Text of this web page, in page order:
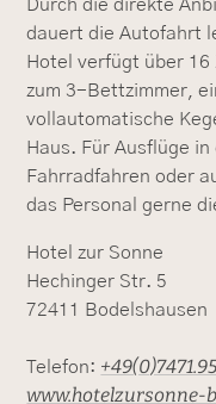
Durch die direkte
dauert die Autofahrt
Hotel verfügt über 16
zum 3-Bettzimmer,
vollautomatische
Haus. Für Ausflüge in
Fahrradfahren oder
das Personal gerne
Hotel zur Sonne
Hechinger Str. 5
72411 Bodelshausen
Telefon:
www.hotelzursonne-